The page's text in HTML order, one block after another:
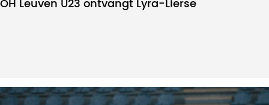
OH Leuven U23 ontvangt Lyra-Lierse